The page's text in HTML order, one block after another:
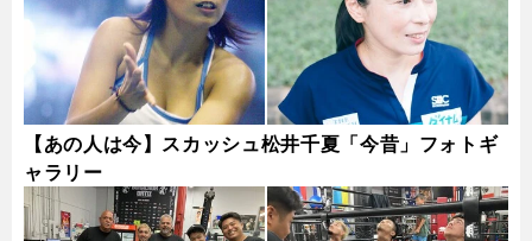
【あの人は今】スカッシュ松井千夏「今昔」フォトギ
ャラリー